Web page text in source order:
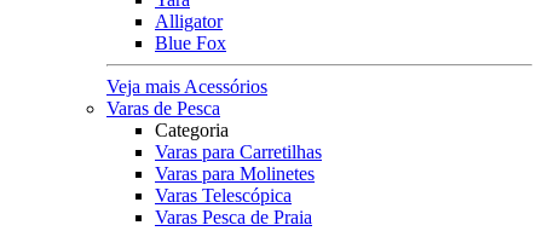
Alligator
Blue Fox
Veja mais Acessórios
Varas de Pesca
Categoria
Varas para Carretilhas
Varas para Molinetes
Varas Telescópica
Varas Pesca de Praia